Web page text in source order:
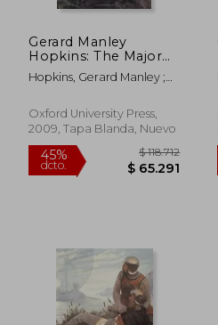
45%
Gerard Manley
Hopkins: The Major
Works (Oxford
World's Classics) (en
Hopkins, Gerard Manley ;
Oxford University Press,
2009, Tapa Blanda, Nuevo